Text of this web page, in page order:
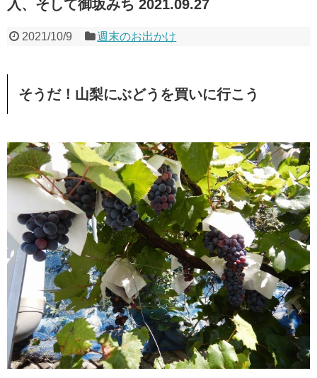
入、そして御坂みち 2021.09.27
2021/10/9 週末のお出かけ
そうだ！山梨にぶどうを買いに行こう